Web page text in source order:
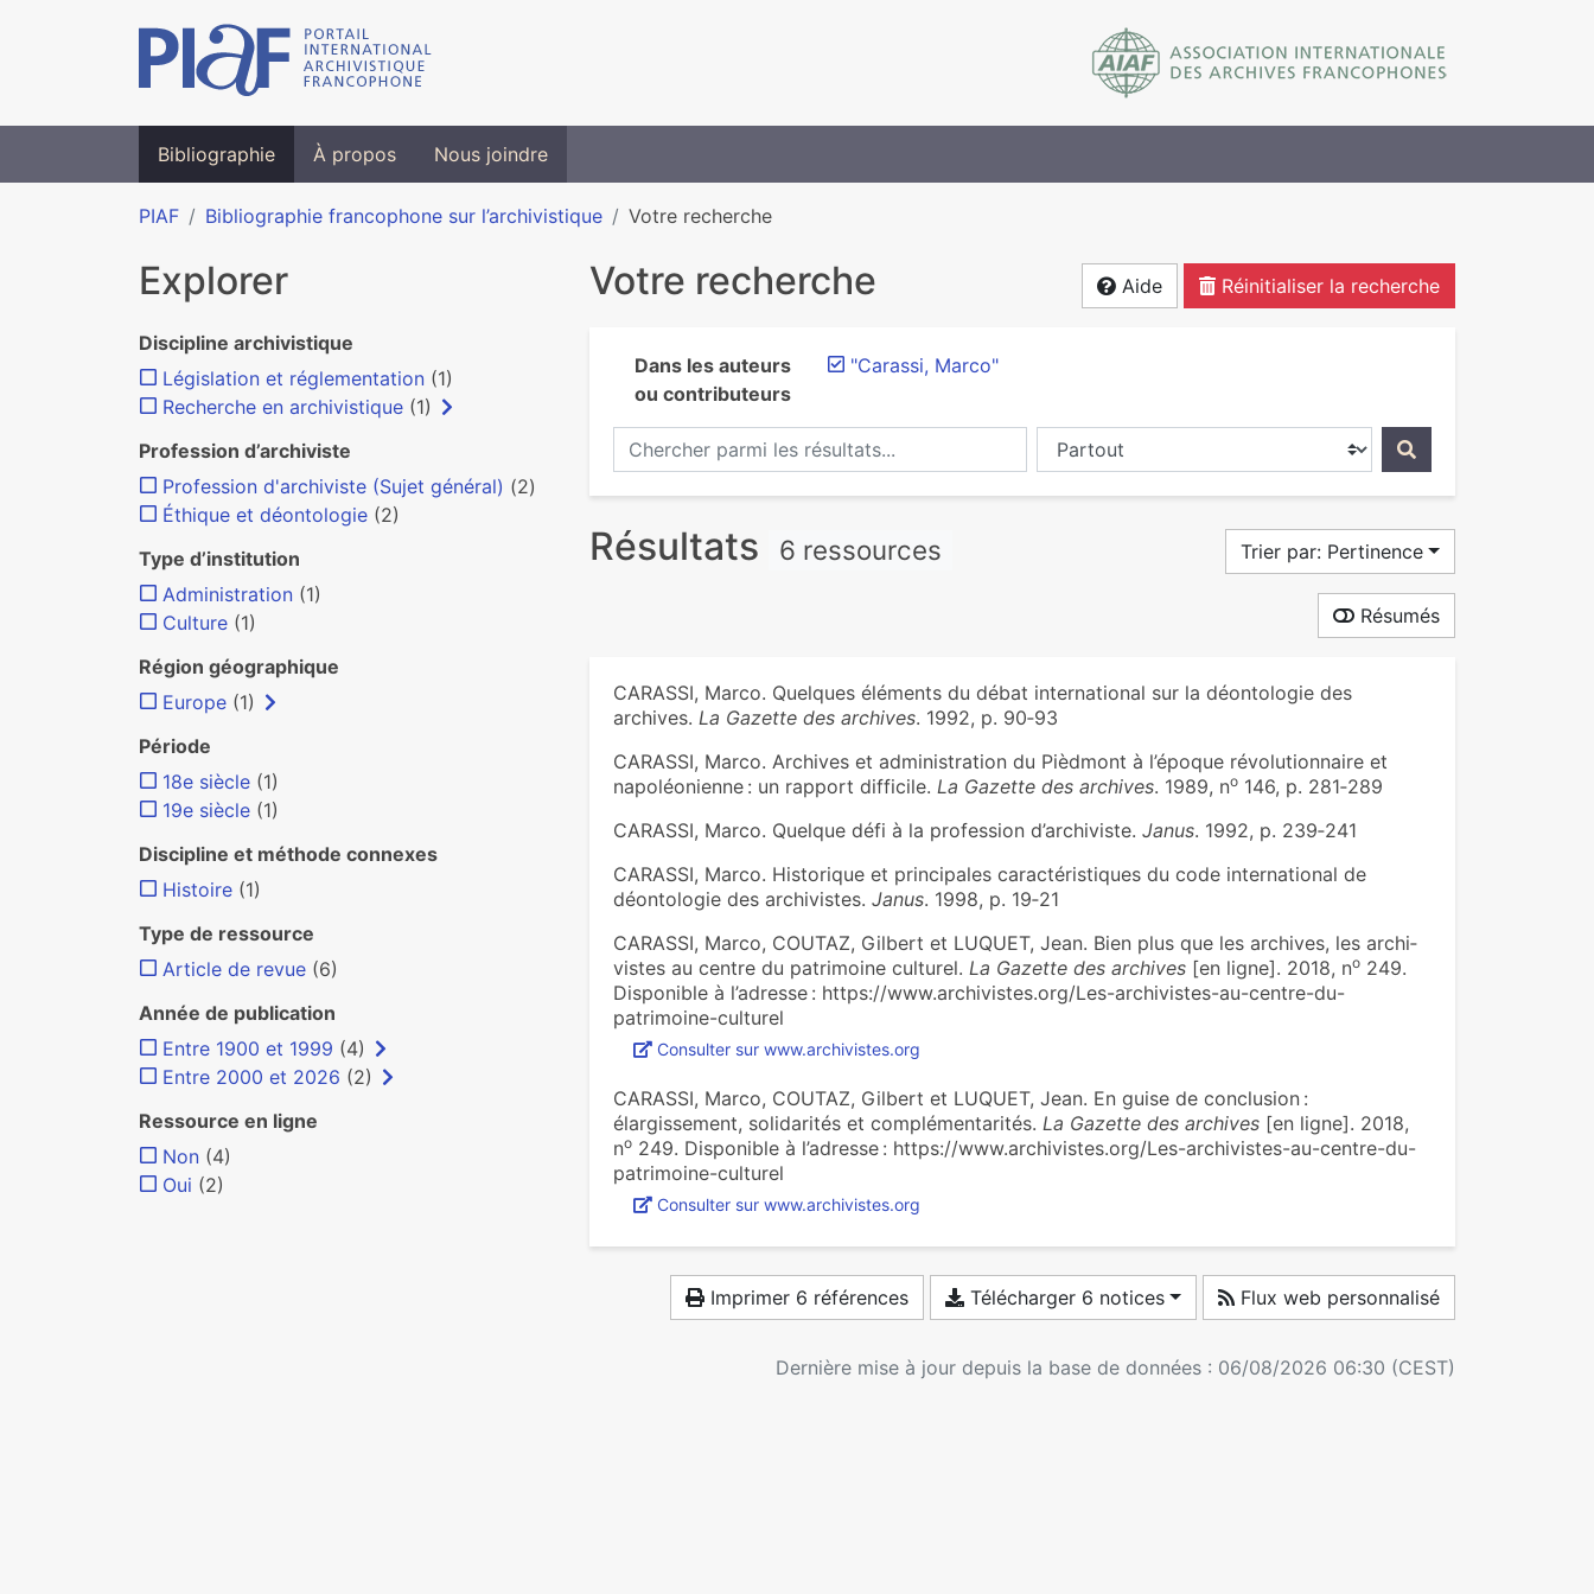
Bibliographie À propos Nous joindre
PIAF Bibliographie francophone sur l’archivistique Votre recherche
Votre recherche Aide Réinitialiser la recherche
Dans les auteurs
ou contributeurs
"Carassi, Marco"
Chercher parmi les résultats... Chercher dans...
Résultats 6 ressources Trier par: Pertinence
Résumés
CARASSI, Marco. Quelques éléments du débat international sur la déontologie des
archives. La Gazette des archives. 1992, p. 90‑93
CARASSI, Marco. Archives et administration du Pièdmont à l’époque révolutionnaire et
napoléonienne : un rapport difficile. La Gazette des archives. 1989, no146, p. 281‑289
CARASSI, Marco. Quelque défi à la profession d’archiviste. Janus. 1992, p. 239‑241
CARASSI, Marco. Historique et principales caractéristiques du code international de
déontologie des archivistes. Janus. 1998, p. 19‑21
CARASSI, Marco, COUTAZ, Gilbert et LUQUET, Jean. Bien plus que les archi­ves, les archi­
vis­tes au centre du patri­moine cultu­rel. La Gazette des archives[en ligne]. 2018, no249.
Disponible à l’adresse : https://www.archivistes.org/Les-archivistes-au-centre-du-
patrimoine-culturel
Consulter sur www.archivistes.org
CARASSI, Marco, COUTAZ, Gilbert et LUQUET, Jean. En guise de conclu­sion :
élargissement, soli­da­ri­tés et com­plé­men­ta­ri­tés. La Gazette des archives[en ligne]. 2018,
no249. Disponible à l’adresse : https://www.archivistes.org/Les-archivistes-au-centre-du-
patrimoine-culturel
Consulter sur www.archivistes.org
Imprimer 6 références Télécharger 6 notices Flux web personnalisé
Dernière mise à jour depuis la base de données : 06/08/2026 06:30 (CEST)
Explorer
Discipline archivistique
Législation et réglementation (1)
Recherche en archivistique (1)
Profession d’archiviste
Profession d'archiviste (Sujet général) (2)
Éthique et déontologie (2)
Type d’institution
Administration (1)
Culture (1)
Région géographique
Europe (1)
Période
18e siècle (1)
19e siècle (1)
Discipline et méthode connexes
Histoire (1)
Type de ressource
Article de revue (6)
Année de publication
Entre 1900 et 1999 (4)
Entre 2000 et 2026 (2)
Ressource en ligne
Non (4)
Oui (2)